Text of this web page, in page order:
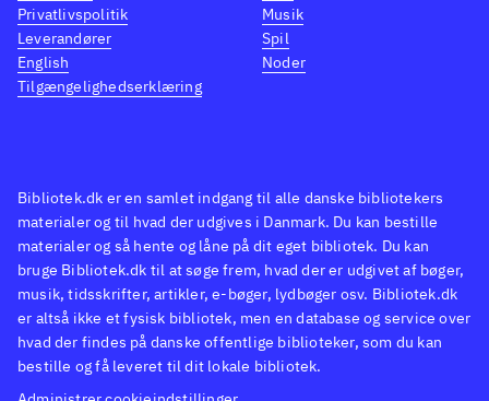
Bibliotek.dk er en samlet indgang til alle danske bibliotekers
materialer og til hvad der udgives i Danmark. Du kan bestille
materialer og så hente og låne på dit eget bibliotek. Du kan
bruge Bibliotek.dk til at søge frem, hvad der er udgivet af bøger,
musik, tidsskrifter, artikler, e-bøger, lydbøger osv. Bibliotek.dk
er altså ikke et fysisk bibliotek, men en database og service over
hvad der findes på danske offentlige biblioteker, som du kan
bestille og få leveret til dit lokale bibliotek.
Privatlivspolitik
Leverandører
English
Tilgængelighedserklæring
Musik
Spil
Noder